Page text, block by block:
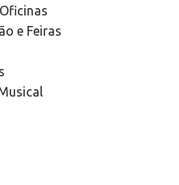
e Feiras